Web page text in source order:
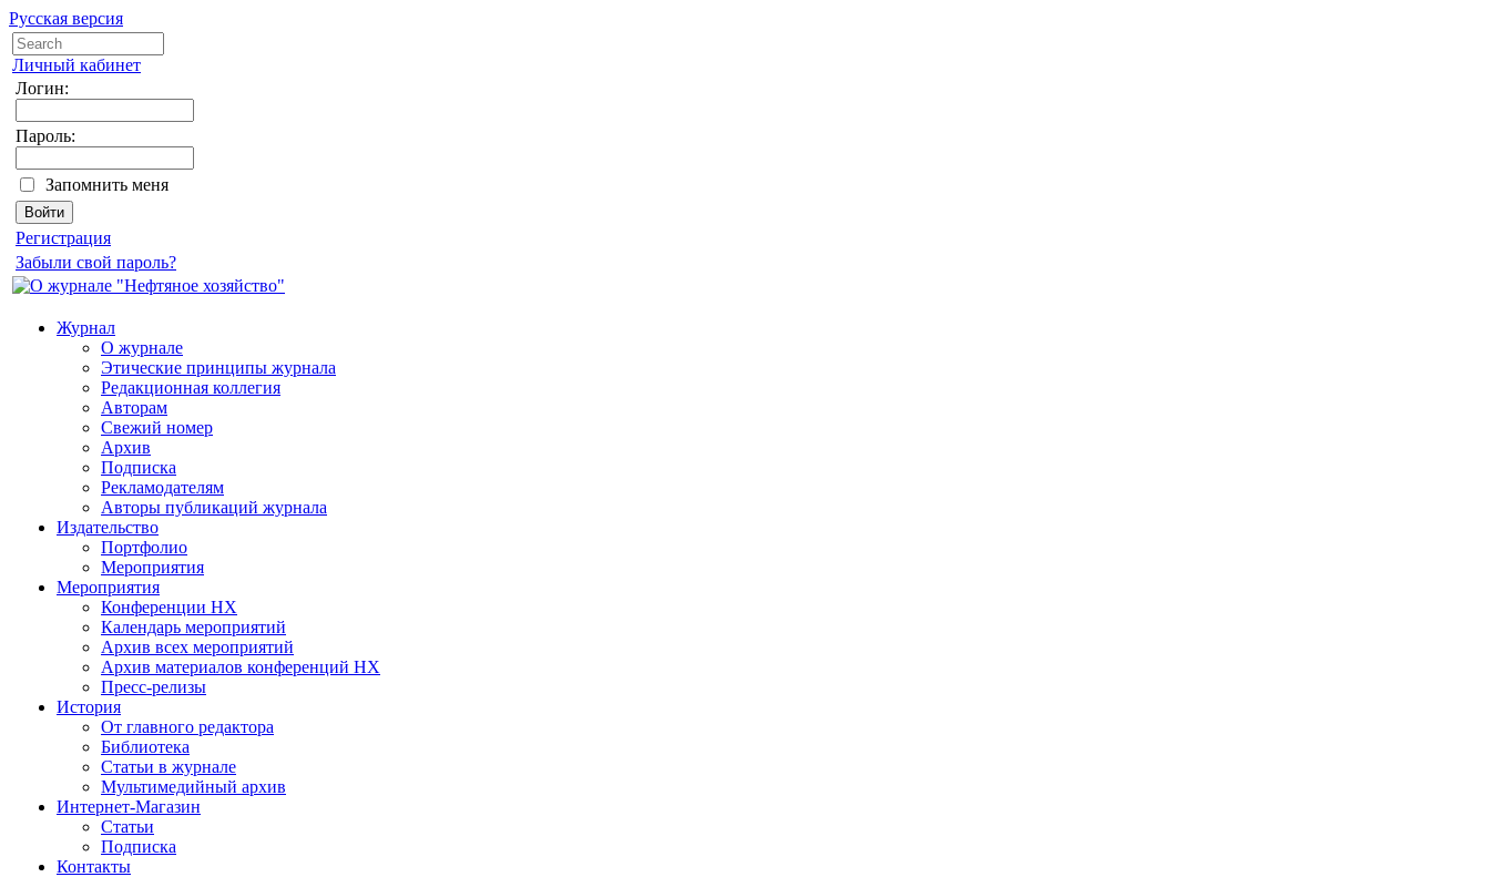
Русская версия
Личный кабинет
Логин:
Пароль:
Запомнить меня
Регистрация
Забыли свой пароль?
Журнал
О журнале
Этические принципы журнала
Редакционная коллегия
Авторам
Свежий номер
Архив
Подписка
Рекламодателям
Авторы публикаций журнала
Издательство
Портфолио
Мероприятия
Мероприятия
Конференции НХ
Календарь мероприятий
Архив всех мероприятий
Архив материалов конференций НХ
Пресс-релизы
История
От главного редактора
Библиотека
Статьи в журнале
Мультимедийный архив
Интернет-Магазин
Статьи
Подписка
Контакты